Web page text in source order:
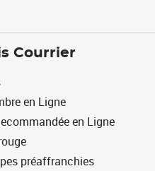
Courrier
en Ligne
en Ligne
préaffranchies